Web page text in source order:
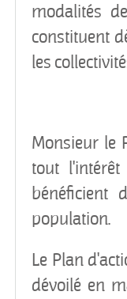
modalités
constituent
les
Monsieur le
tout
bénéficient
population.
Le Plan
dévoilé en